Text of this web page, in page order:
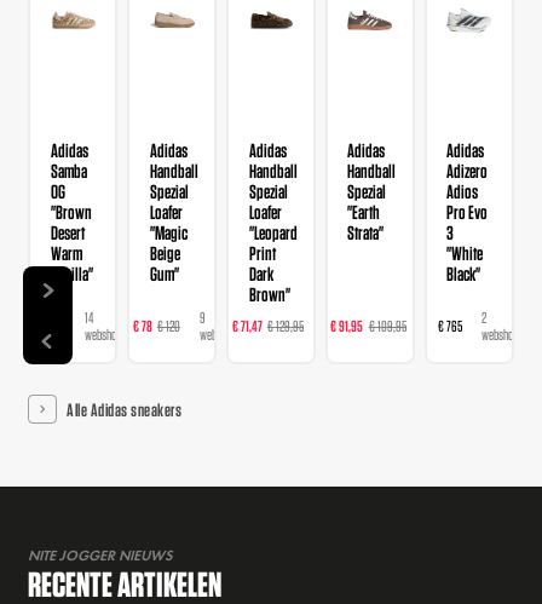
Adidas
Samba
OG
"Brown
Desert
Warm
Vanilla"
14
webshops
Adidas
Handball
Spezial
Loafer
"Magic
Beige
Gum"
€ 78 € 120
9
webshops
Adidas
Handball
Spezial
Loafer
"Leopard
Print
Dark
Brown"
€ 71,47 € 129,95
16
webshops
Adidas
Handball
Spezial
"Earth
Strata"
€ 91,95 € 109,95
webshops
Adidas
Adizero
Adios
Pro Evo
3
"White
Black"
€ 765
2
webshops
Alle Adidas sneakers
NITE JOGGER NIEUWS
RECENTE ARTIKELEN